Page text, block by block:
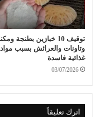
توقيف 10 خبازين بطنجة
وتاونات والعرائش بسبب مواد
غذائية فاسدة
03/07/2026
اترك تعليقاً